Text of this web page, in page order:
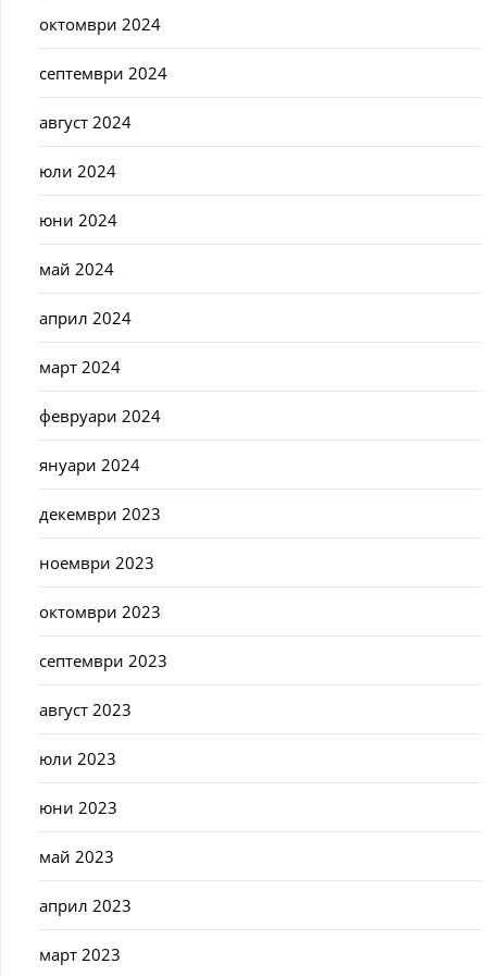
октомври 2024
септември 2024
август 2024
юли 2024
юни 2024
май 2024
април 2024
март 2024
февруари 2024
януари 2024
декември 2023
ноември 2023
октомври 2023
септември 2023
август 2023
юли 2023
юни 2023
май 2023
април 2023
март 2023